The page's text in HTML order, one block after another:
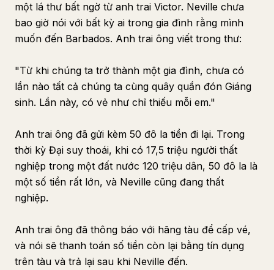
một lá thư bất ngờ từ anh trai Victor. Neville chưa
bao giờ nói với bất kỳ ai trong gia đình rằng mình
muốn đến Barbados. Anh trai ông viết trong thư:
"Từ khi chúng ta trở thành một gia đình, chưa có
lần nào tất cả chúng ta cùng quây quần đón Giáng
sinh. Lần này, có vẻ như chỉ thiếu mỗi em."
Anh trai ông đã gửi kèm 50 đô la tiền đi lại. Trong
thời kỳ Đại suy thoái, khi có 17,5 triệu người thất
nghiệp trong một đất nước 120 triệu dân, 50 đô la là
một số tiền rất lớn, và Neville cũng đang thất
nghiệp.
Anh trai ông đã thông báo với hãng tàu để cấp vé,
và nói sẽ thanh toán số tiền còn lại bằng tín dụng
trên tàu và trả lại sau khi Neville đến.